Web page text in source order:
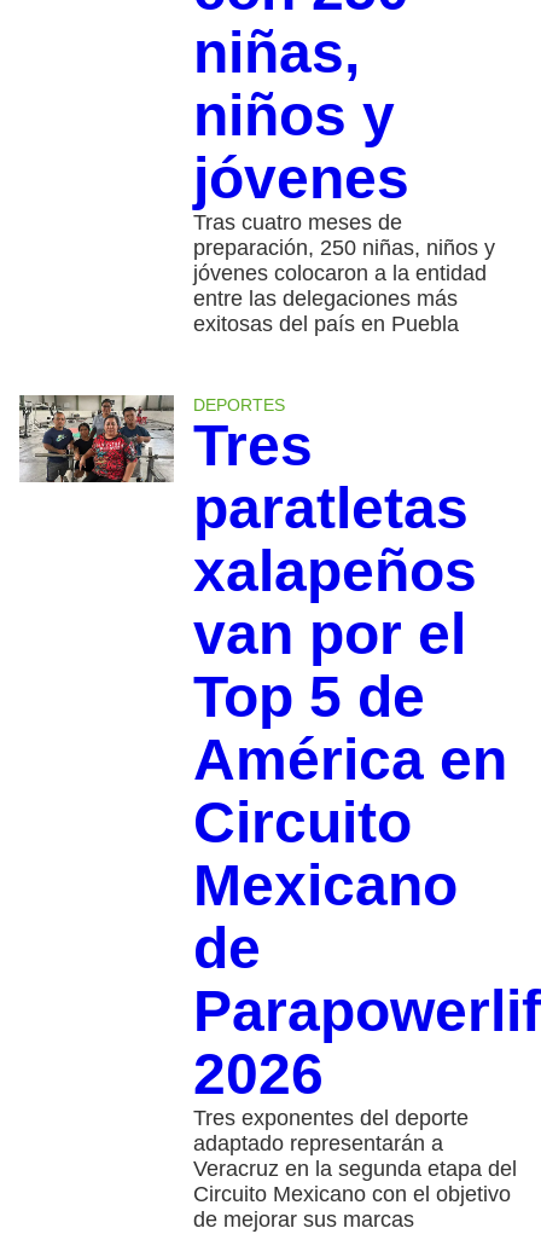
niñas,
niños y
jóvenes
Tras cuatro meses de
preparación, 250 niñas, niños y
jóvenes colocaron a la entidad
entre las delegaciones más
exitosas del país en Puebla
DEPORTES
Tres
paratletas
xalapeños
van por el
Top 5 de
América en
Circuito
Mexicano
de
2026
Tres exponentes del deporte
adaptado representarán a
Veracruz en la segunda etapa del
Circuito Mexicano con el objetivo
de mejorar sus marcas